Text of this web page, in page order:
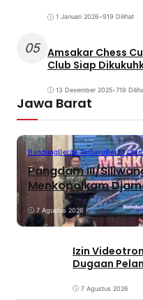
1 Januari 2026•919 Dilihat
05 Amsakar Chess
Club Siap
13 Desember 2025•719
Jawa Barat
BandungBerita TerbaruBerita
Pangdam III/
Menkopolkam
7 Agustus 2026
Izin
Dugaan
7 Agustus 2026